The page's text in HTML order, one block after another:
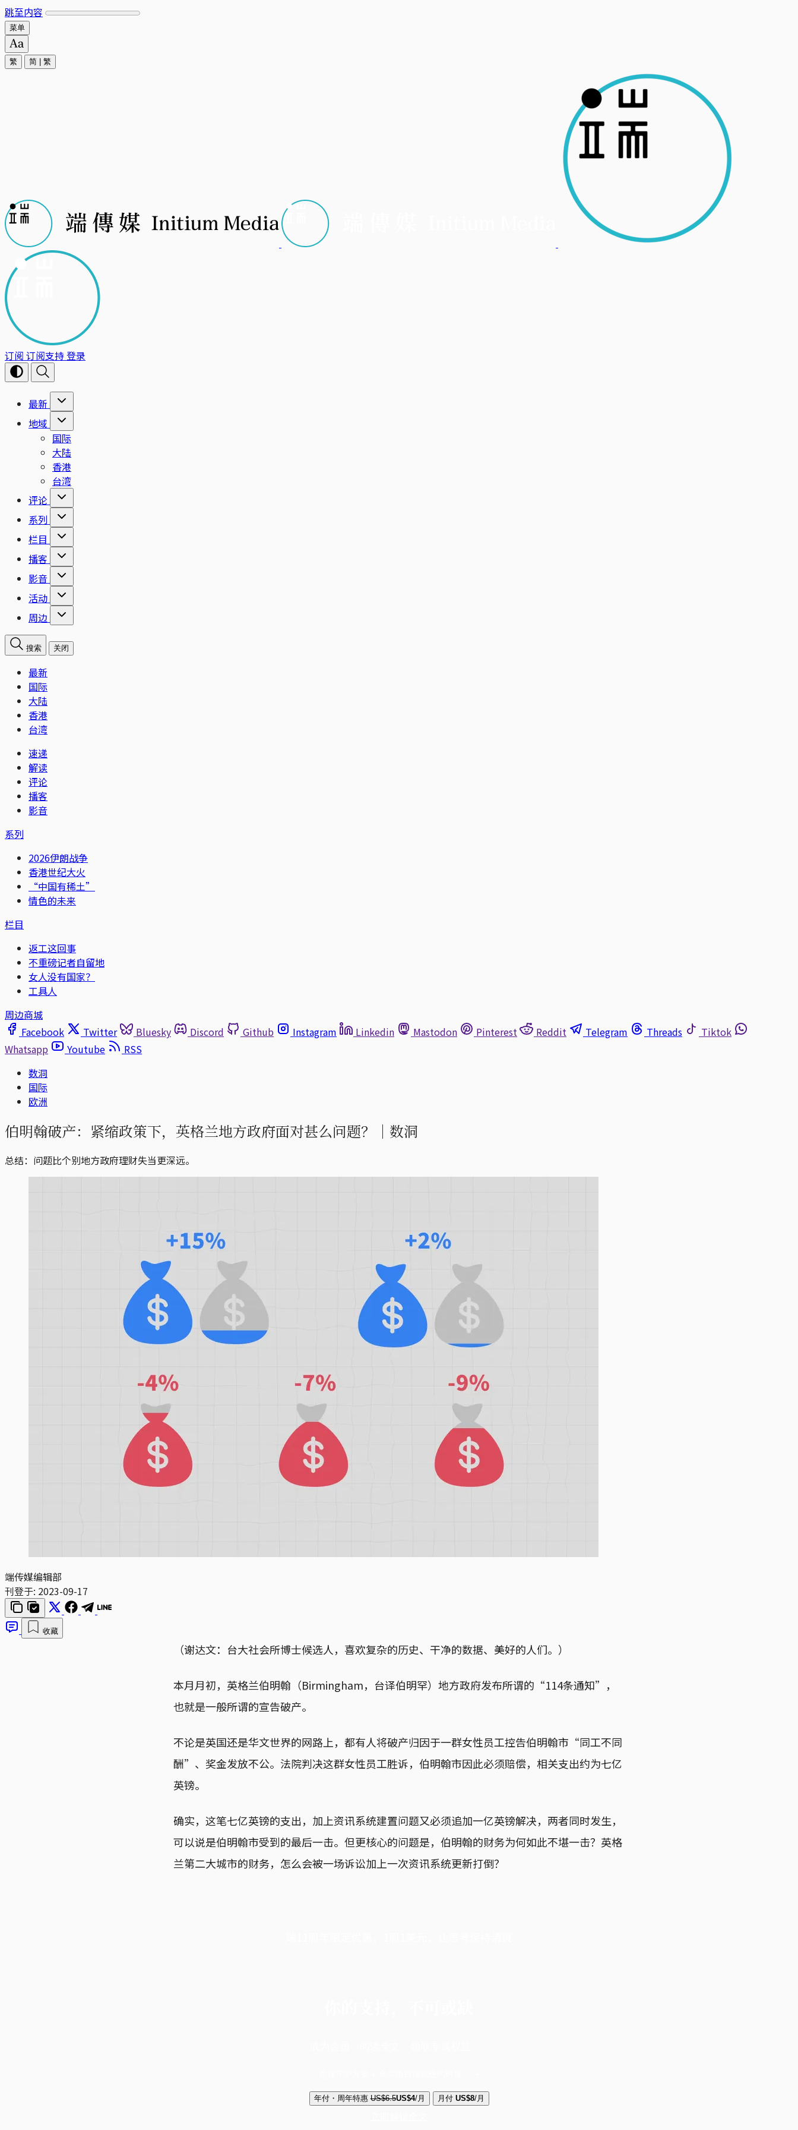
跳至内容
菜单
繁 简 繁
订阅 订阅支持登录
最新
地域
国际
大陆
香港
台湾
评论
系列
栏目
播客
影音
活动
周边
搜索 关闭
最新
国际
大陆
香港
台湾
速递
解读
评论
播客
影音
系列
2026伊朗战争
香港世纪大火
“中国有稀土”
情色的未来
栏目
返工这回事
不重磅记者自留地
女人没有国家？
工具人
周边商城
Facebook
Twitter Bluesky Discord Github Instagram Linkedin Mastodon Pinterest Reddit Telegram Threads
Tiktok
Whatsapp
Youtube
RSS
数洞
国际
欧洲
伯明翰破产：紧缩政策下，英格兰地方政府面对甚么问题？｜数洞
总结：问题比个别地方政府理财失当更深远。
端传媒编辑部
刊登于: 2023-09-17
收藏
（谢达文：台大社会所博士候选人，喜欢复杂的历史、干净的数据、美好的人们。）
本月月初，英格兰伯明翰（Birmingham，台译伯明罕）地方政府发布所谓的“114条通知”，
也就是一般所谓的宣告破产。
不论是英国还是华文世界的网路上，都有人将破产归因于一群女性员工控告伯明翰市“同工不同
酬”、奖金发放不公。法院判决这群女性员工胜诉，伯明翰市因此必须赔偿，相关支出约为七亿
英镑。
确实，这笔七亿英镑的支出，加上资讯系统建置问题又必须追加一亿英镑解决，两者同时发生，
可以说是伯明翰市受到的最后一击。但更核心的问题是，伯明翰的财务为何如此不堪一击？英格
兰第二大城市的财务，怎么会被一场诉讼加上一次资讯系统更新打倒？
年付・周年特惠 US$6.5US$4/月 月付 US$8/月